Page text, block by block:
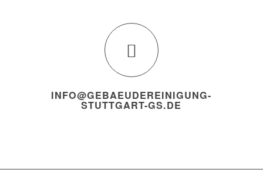
INFO@GEBAEUDEREINIGUNG-
STUTTGART-GS.DE